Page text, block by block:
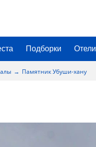
Подборки Отели
Памятник Убуши-хану